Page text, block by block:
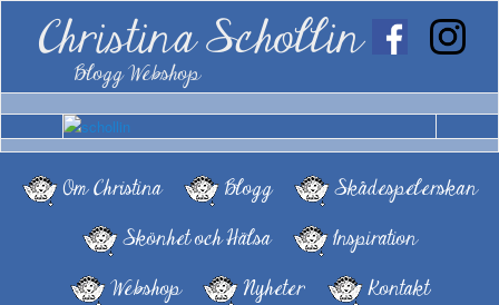
Christina Schollin
Blogg Webshop
Om Christina Blogg
Skådespelerskan
Skönhet och Hälsa
Inspiration
Webshop
Nyheter Kontakt